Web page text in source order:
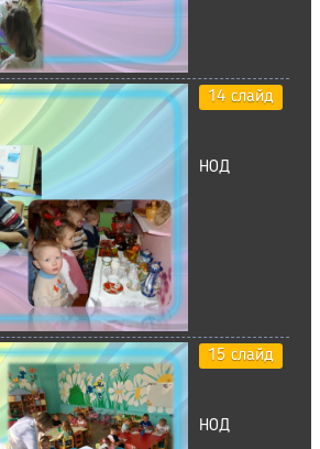
14 слайд
НОД
15 слайд
НОД